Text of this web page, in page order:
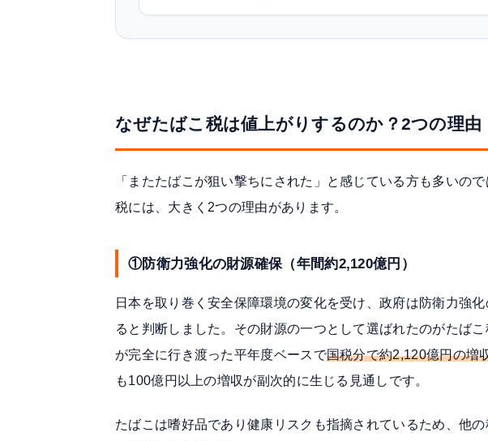
なぜたばこ税は値上がりするのか？2つの理由
「またたばこが狙い撃ちにされた」と感じている方も多いの
税には、大きく2つの理由があります。
①防衛力強化の財源確保（年間約2,120億円）
日本を取り巻く安全保障環境の変化を受け、政府は防衛力強
ると判断しました。その財源の一つとして選ばれたのがたばこ
が完全に行き渡った平年度ベースで国税分で約2,120億円の増
も100億円以上の増収が副次的に生じる見通しです。
たばこは嗜好品であり健康リスクも指摘されているため、他